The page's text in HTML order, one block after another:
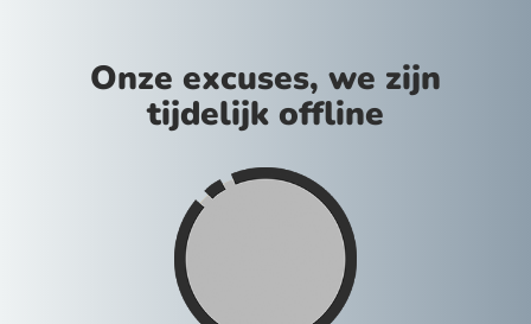
Onze excuses, we zijn
tijdelijk offline